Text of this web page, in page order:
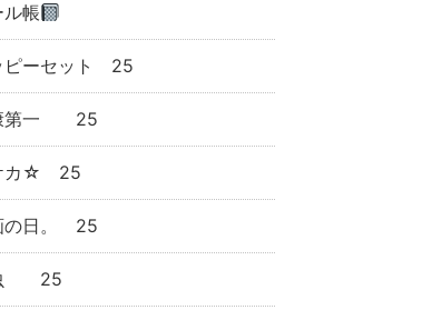
ル帳
ピーセット 25
第一 25
カ☆ 25
の日。 25
25